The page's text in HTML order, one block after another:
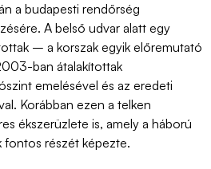
a budapesti rendőrség
A belső udvar alatt egy
– a korszak egyik előremutató
ban átalakítottak
emelésével és az eredeti
Korábban ezen a telken
ékszerüzlete is, amely a háború
fontos részét képezte.